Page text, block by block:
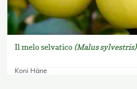
Il melo selvatico (Malus sylvestris)
Koni Häne